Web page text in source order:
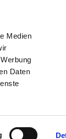
Medien
Daten